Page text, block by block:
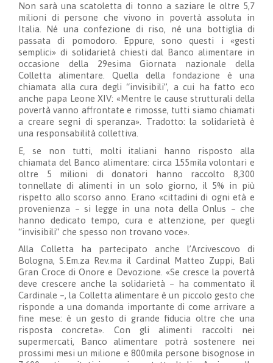
Non sarà una scatoletta di tonno a saziare le oltre 5,7
milioni di persone che vivono in povertà assoluta in
Italia. Né una confezione di riso, né una bottiglia di
passata di pomodoro. Eppure, sono questi i «gesti
semplici» di solidarietà chiesti dal Banco alimentare in
occasione della 29esima Giornata nazionale della
Colletta alimentare. Quella della fondazione è una
chiamata alla cura degli “invisibili”, a cui ha fatto eco
anche papa Leone XIV: «Mentre le cause strutturali della
povertà vanno affrontate e rimosse, tutti siamo chiamati
a creare segni di speranza». Tradotto: la solidarietà è
una responsabilità collettiva.
E, se non tutti, molti italiani hanno risposto alla
chiamata del Banco alimentare: circa 155mila volontari e
oltre 5 milioni di donatori hanno raccolto 8,300
tonnellate di alimenti in un solo giorno, il 5% in più
rispetto allo scorso anno. Erano «cittadini di ogni età e
provenienza – si legge in una nota della Onlus – che
hanno dedicato tempo, cura e attenzione, per quegli
“invisibili” che spesso non trovano voce».
Alla Colletta ha partecipato anche l’Arcivescovo di
Bologna, S.Em.za Rev.ma il Cardinal Matteo Zuppi, Balì
Gran Croce di Onore e Devozione. «Se cresce la povertà
deve crescere anche la solidarietà – ha commentato il
Cardinale –, la Colletta alimentare è un piccolo gesto che
risponde a una domanda importante di come arrivare a
fine mese: è un gesto di grande fiducia oltre che una
risposta concreta». Con gli alimenti raccolti nei
supermercati, Banco alimentare potrà sostenere nei
prossimi mesi un milione e 800mila persone bisognose in